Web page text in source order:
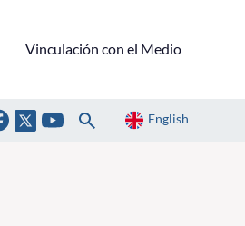
Vinculación con el Medio
English